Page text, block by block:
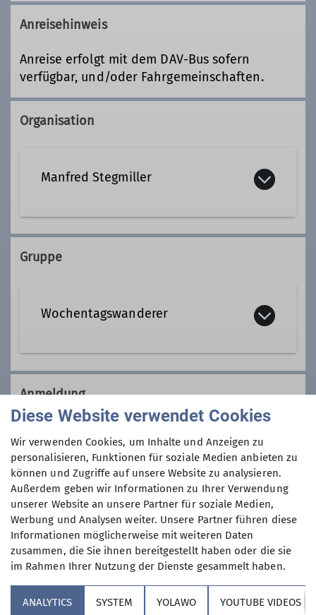
Anreisehinweis
Anreise erfolgt mit dem DAV-Bus sofern
verfügbar, und/oder Fahrgemeinschaften.
Organisation
Manfred Stegmiller
08191 7719 0179 4881154
Gruppe
Wochentagswanderer
Wir sind eine Gemeinschaft von
Wanderfreunden innerhalb der
Sektion, die
hauptsächlich jeden
Dienstag und Mittwoch, aber auch an
anderen Wochentagen in freier Natur
unterwegs sind.
Wer kann sich das wochentags
leisten?
Nun, alle die aus dem Berufsleben
ausgeschieden sind oder sonst über
ihre Zeit frei verfügen können und
körperlich in guter Verfassung sind.
Neben anspruchvollen Bergtouren
(bis ca. 1400 Höhenmeter) stehen
Anmeldung
Anmeldung bis
15.12.2025
Maximale Teilnehmeranzahl
9
Diese Website verwendet Cookies
Wir verwenden Cookies, um Inhalte und Anzeigen zu
personalisieren, Funktionen für soziale Medien anbieten zu
können und Zugriffe auf unsere Website zu analysieren.
Außerdem geben wir Informationen zu Ihrer Verwendung
unserer Website an unsere Partner für soziale Medien,
Werbung und Analysen weiter. Unsere Partner führen diese
Informationen möglicherweise mit weiteren Daten
zusammen, die Sie ihnen bereitgestellt haben oder die sie
im Rahmen Ihrer Nutzung der Dienste gesammelt haben.
ANALYTICS SYSTEM YOLAWO YOUTUBE VIDEOS